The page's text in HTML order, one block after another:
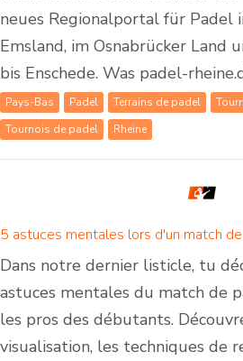
neues Regionalportal für Padel
Emsland, im Osnabrücker Land
bis Enschede. Was padel-
Pays-Bas Padel Terrains de padel
Tournois de padel
Rheine
Dans notre dernier listicle, tu
astuces mentales du match de
les pros des débutants.
visualisation, les techniques de